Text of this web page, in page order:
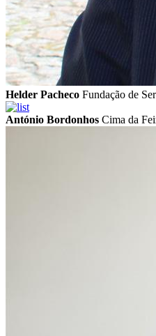
Helder Pacheco Fundação de
António Bordonhos Cima da